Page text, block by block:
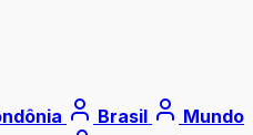
Brasil
Mundo